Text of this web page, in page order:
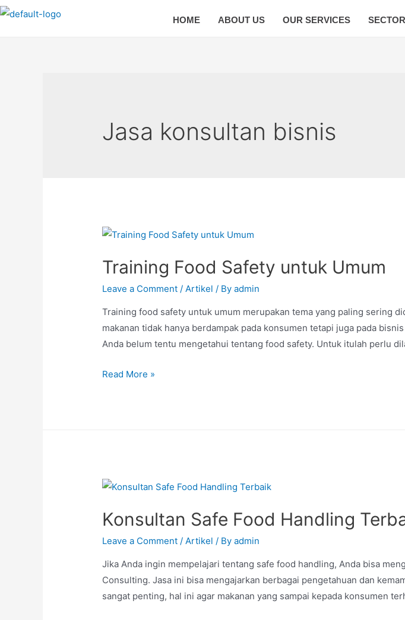
HOME ABOUT US OUR SERVICES
Jasa konsultan bisnis
Training Food Safety untuk Umum
Leave a Comment /Artikel / Byadmin
Training food safety untuk umum merupakan tema yang paling sering
makanan tidak hanya berdampak pada konsumen tetapi juga pada
Anda belum tentu mengetahui tentang food safety. Untuk itulah perlu
Read More »
Konsultan Safe Food Handling
Leave a Comment /Artikel / Byadmin
Jika Anda ingin mempelajari tentang safe food handling, Anda bisa
Consulting. Jasa ini bisa mengajarkan berbagai pengetahuan dan
sangat penting, hal ini agar makanan yang sampai kepada konsumen